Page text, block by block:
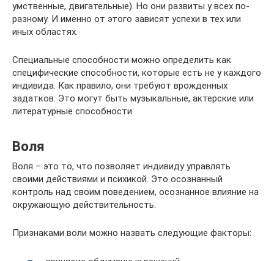
умственные, двигательные). Но они развиты у всех по-
разному. И именно от этого зависят успехи в тех или
иных областях.
Специальные способности можно определить как
специфические способности, которые есть не у каждого
индивида. Как правило, они требуют врожденных
задатков. Это могут быть музыкальные, актерские или
литературные способности.
Воля
Воля – это то, что позволяет индивиду управлять
своими действиями и психикой. Это осознанный
контроль над своим поведением, осознанное влияние на
окружающую действительность.
Признаками воли можно назвать следующие факторы: